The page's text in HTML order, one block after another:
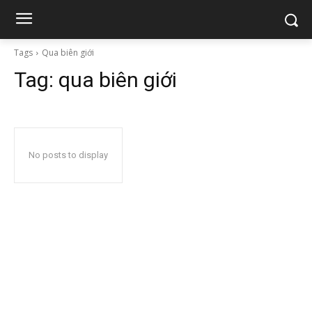
Tags Qua biên giới
Tag: qua biên giới
No posts to display